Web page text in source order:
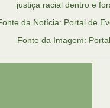
justiça racial dentro e
da Notícia: Portal de
Fonte da Imagem: